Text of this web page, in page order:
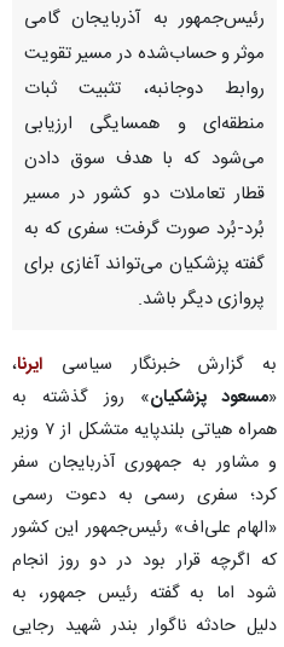
رئیس‌جمهور به آذربایجان گامی
موثر و حساب‌شده در مسیر تقویت
روابط دوجانبه، تثبیت ثبات
منطقه‌ای و همسایگی ارزیابی
می‌شود که با هدف سوق دادن
قطار تعاملات دو کشور در مسیر
بُرد-بُرد صورت گرفت؛ سفری که به
گفته پزشکیان می‌تواند آغازی برای
پروازی دیگر باشد.
به گزارش خبرنگار سیاسی ایرنا،
«مسعود پزشکیان» روز گذشته به
همراه هیاتی بلندپایه متشکل از ۷ وزیر
و مشاور به جمهوری آذربایجان سفر
کرد؛ سفری رسمی به دعوت رسمی
«الهام علی‌اف» رئیس‌جمهور این کشور
که اگرچه قرار بود در دو روز انجام
شود اما به گفته رئیس جمهور، به
دلیل حادثه ناگوار بندر شهید رجایی